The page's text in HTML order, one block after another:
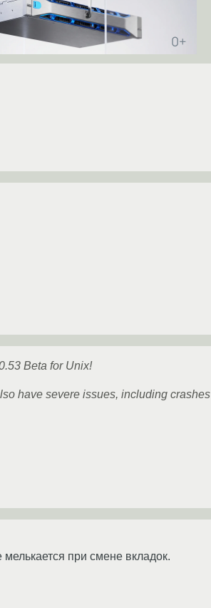
Beta for Unix!
have severe issues, including crashes
при смене вкладок.